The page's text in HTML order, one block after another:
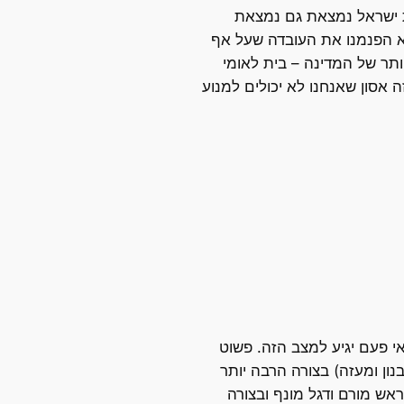
ישראל נמצאת גם נמצאת
הפנמנו את העובדה שעל אף
של המדינה – בית לאומי
שאנחנו לא יכולים למנוע
פעם יגיע למצב הזה. פשוט
ומעזה) בצורה הרבה יותר
מורם ודגל מונף ובצורה